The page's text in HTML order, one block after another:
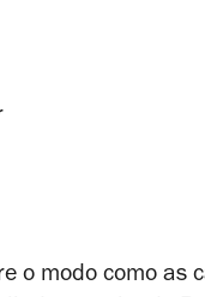
o modo como as